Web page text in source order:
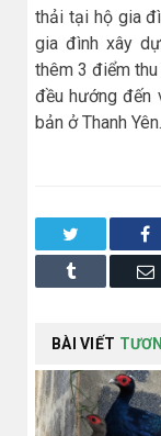
thải tại hộ gia
gia đình xây
thêm 3 điểm
đều hướng đến
bản ở Thanh Yên.
Tumblr
BÀI VIẾT